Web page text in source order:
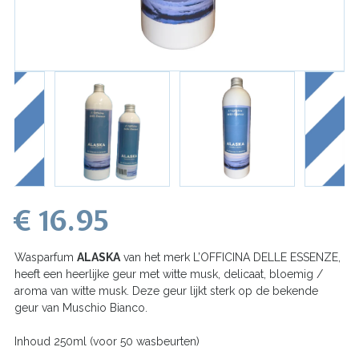
€ 16.95
Wasparfum ALASKA van het merk L’OFFICINA DELLE ESSENZE,
heeft een heerlijke geur met witte musk, delicaat, bloemig /
aroma van witte musk. Deze geur lijkt sterk op de bekende
geur van Muschio Bianco.
Inhoud 250ml (voor 50 wasbeurten)